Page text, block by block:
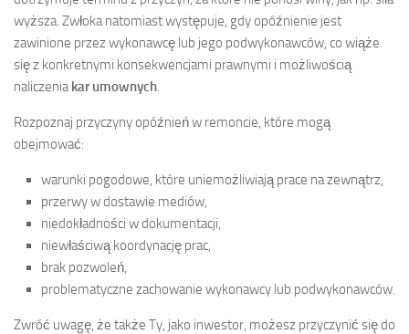
wyższa. Zwłoka natomiast występuje, gdy opóźnienie jest
zawinione przez wykonawcę lub jego podwykonawców, co wiąże
się z konkretnymi konsekwencjami prawnymi i możliwością
naliczenia kar umownych
Rozpoznaj przyczyny opóźnień w remoncie, które mogą
obejmować:
warunki pogodowe, które uniemożliwiają prace na zewnątrz,
przerwy w dostawie mediów,
niedokładności w dokumentacji,
niewłaściwą koordynację prac,
brak pozwoleń,
problematyczne zachowanie wykonawcy lub podwykonawców.
Zwróć uwagę, że także Ty, jako inwestor, możesz przyczynić się do